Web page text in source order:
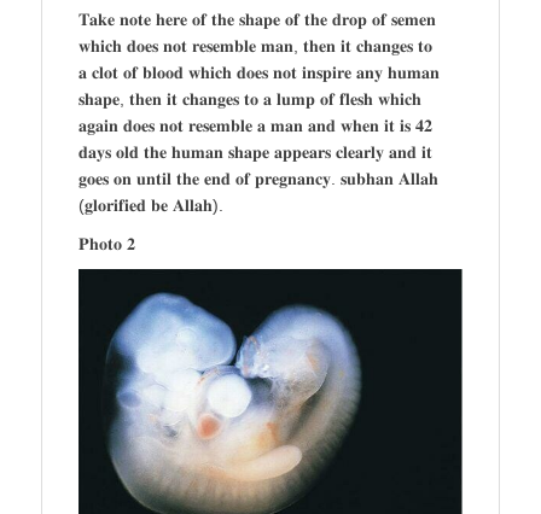
𝐓𝐚𝐤𝐞 𝐧𝐨𝐭𝐞 𝐡𝐞𝐫𝐞 𝐨𝐟 𝐭𝐡𝐞 𝐬𝐡𝐚𝐩𝐞 𝐨𝐟 𝐭𝐡𝐞 𝐝𝐫𝐨𝐩 𝐨𝐟 𝐬𝐞𝐦𝐞𝐧
𝐰𝐡𝐢𝐜𝐡 𝐝𝐨𝐞𝐬 𝐧𝐨𝐭 𝐫𝐞𝐬𝐞𝐦𝐛𝐥𝐞 𝐦𝐚𝐧, 𝐭𝐡𝐞𝐧 𝐢𝐭 𝐜𝐡𝐚𝐧𝐠𝐞𝐬 𝐭𝐨
𝐚 𝐜𝐥𝐨𝐭 𝐨𝐟 𝐛𝐥𝐨𝐨𝐝 𝐰𝐡𝐢𝐜𝐡 𝐝𝐨𝐞𝐬 𝐧𝐨𝐭 𝐢𝐧𝐬𝐩𝐢𝐫𝐞 𝐚𝐧𝐲 𝐡𝐮𝐦𝐚𝐧
𝐬𝐡𝐚𝐩𝐞, 𝐭𝐡𝐞𝐧 𝐢𝐭 𝐜𝐡𝐚𝐧𝐠𝐞𝐬 𝐭𝐨 𝐚 𝐥𝐮𝐦𝐩 𝐨𝐟 𝐟𝐥𝐞𝐬𝐡 𝐰𝐡𝐢𝐜𝐡
𝐚𝐠𝐚𝐢𝐧 𝐝𝐨𝐞𝐬 𝐧𝐨𝐭 𝐫𝐞𝐬𝐞𝐦𝐛𝐥𝐞 𝐚 𝐦𝐚𝐧 𝐚𝐧𝐝 𝐰𝐡𝐞𝐧 𝐢𝐭 𝐢𝐬 𝟒𝟐
𝐝𝐚𝐲𝐬 𝐨𝐥𝐝 𝐭𝐡𝐞 𝐡𝐮𝐦𝐚𝐧 𝐬𝐡𝐚𝐩𝐞 𝐚𝐩𝐩𝐞𝐚𝐫𝐬 𝐜𝐥𝐞𝐚𝐫𝐥𝐲 𝐚𝐧𝐝 𝐢𝐭
𝐠𝐨𝐞𝐬 𝐨𝐧 𝐮𝐧𝐭𝐢𝐥 𝐭𝐡𝐞 𝐞𝐧𝐝 𝐨𝐟 𝐩𝐫𝐞𝐠𝐧𝐚𝐧𝐜𝐲. 𝐬𝐮𝐛𝐡𝐚𝐧 𝐀𝐥𝐥𝐚𝐡
(𝐠𝐥𝐨𝐫𝐢𝐟𝐢𝐞𝐝 𝐛𝐞 𝐀𝐥𝐥𝐚𝐡).
𝐏𝐡𝐨𝐭𝐨 𝟐